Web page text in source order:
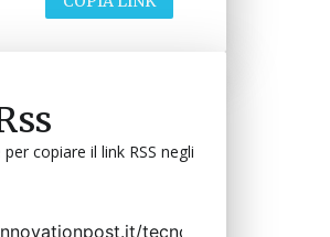
copiare il link RSS negli